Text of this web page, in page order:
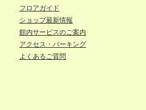
フロアガイド
ショップ最新情報
館内サービスのご案内
アクセス・パーキング
よくあるご質問